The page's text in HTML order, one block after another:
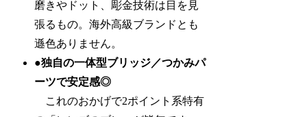
磨きやドット、彫金技術は目を見
張るもの。海外高級ブランドとも
遜色ありません。
●独自の一体型ブリッジ／つかみパ
ーツで安定感◎
これのおかげで2ポイント系特有